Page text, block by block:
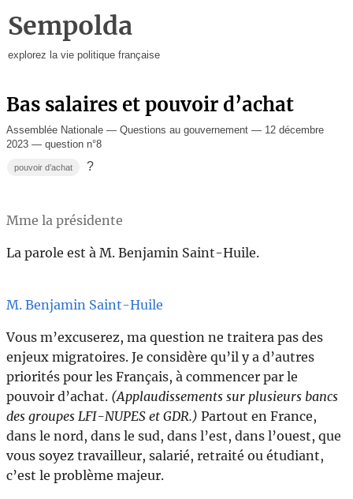
Sempolda
explorez la vie politique française
Bas salaires et pouvoir d’achat
Assemblée Nationale — Questions au gouvernement — 12 décembre
2023 — question n°8
pouvoir d’achat ?
Mme la présidente
La parole est à M. Benjamin Saint-Huile.
M. Benjamin Saint-Huile
Vous m’excuserez, ma question ne traitera pas des
enjeux migratoires. Je considère qu’il y a d’autres
priorités pour les Français, à commencer par le
pouvoir d’achat. (Applaudissements sur plusieurs bancs
des groupes LFI-NUPES et GDR.) Partout en France,
dans le nord, dans le sud, dans l’est, dans l’ouest, que
vous soyez travailleur, salarié, retraité ou étudiant,
c’est le problème majeur.